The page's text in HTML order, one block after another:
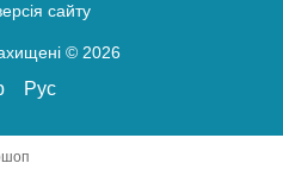
сайту
© 2026
Рус